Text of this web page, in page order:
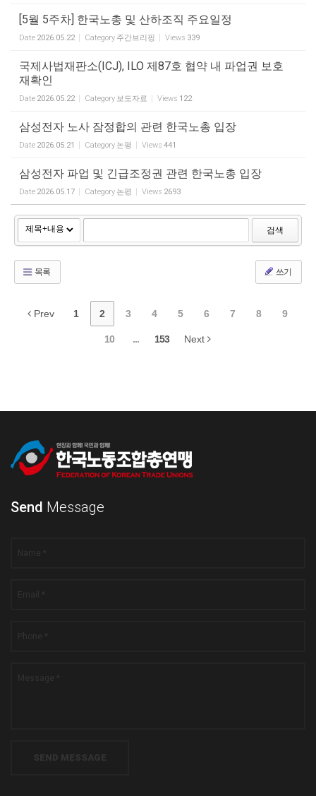
[5월 5주차] 한국노총 및 산하조직 주요일정
Date 2026.05.22 Category 주간브리핑 Views 339
국제사법재판소(ICJ), ILO 제87호 협약 내 파업권 보호
재확인
Date 2026.05.22 Category 보도자료 Views 122
삼성전자 노사 잠정합의 관련 한국노총 입장
Date 2026.05.21 Category 논평 Views 441
삼성전자 파업 및 긴급조정권 관련 한국노총 입장
Date 2026.05.17 Category 논평 Views 2693
검색
목록 쓰기
Prev 1 2 3 4 5 6 7 8 9
10 ... 153 Next
Send Message